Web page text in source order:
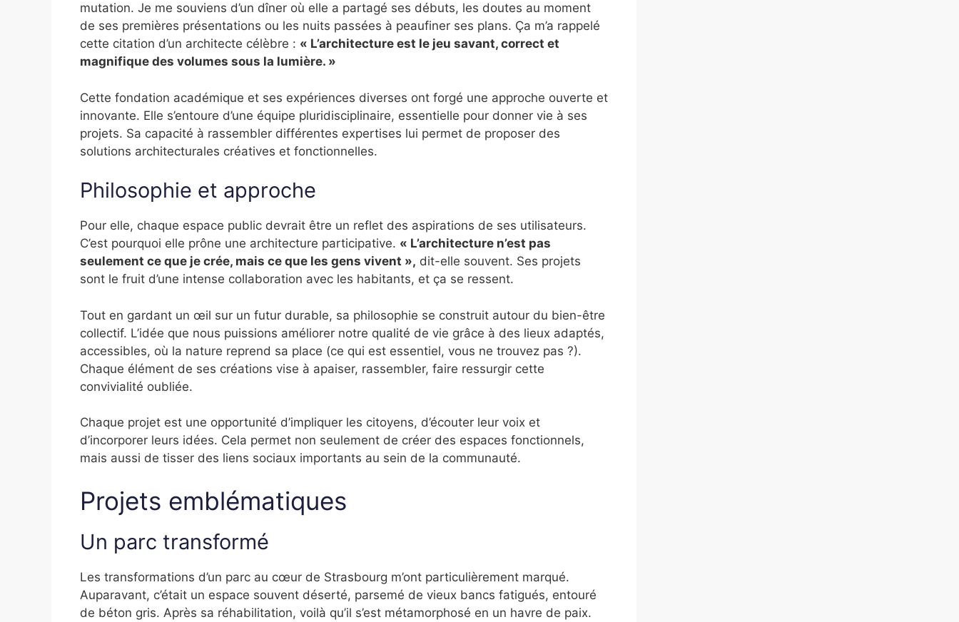
mutation. Je me souviens d’un dîner où elle a partagé ses débuts, les doutes au moment
de ses premières présentations ou les nuits passées à peaufiner ses plans. Ça m’a rappelé
cette citation d’un architecte célèbre : « L’architecture est le jeu savant, correct et
magnifique des volumes sous la lumière. »
Cette fondation académique et ses expériences diverses ont forgé une approche ouverte et
innovante. Elle s’entoure d’une équipe pluridisciplinaire, essentielle pour donner vie à ses
projets. Sa capacité à rassembler différentes expertises lui permet de proposer des
solutions architecturales créatives et fonctionnelles.
Philosophie et approche
Pour elle, chaque espace public devrait être un reflet des aspirations de ses utilisateurs.
C’est pourquoi elle prône une architecture participative. « L’architecture n’est pas
seulement ce que je crée, mais ce que les gens vivent », dit-elle souvent. Ses projets
sont le fruit d’une intense collaboration avec les habitants, et ça se ressent.
Tout en gardant un œil sur un futur durable, sa philosophie se construit autour du bien-être
collectif. L’idée que nous puissions améliorer notre qualité de vie grâce à des lieux adaptés,
accessibles, où la nature reprend sa place (ce qui est essentiel, vous ne trouvez pas ?).
Chaque élément de ses créations vise à apaiser, rassembler, faire ressurgir cette
convivialité oubliée.
Chaque projet est une opportunité d’impliquer les citoyens, d’écouter leur voix et
d’incorporer leurs idées. Cela permet non seulement de créer des espaces fonctionnels,
mais aussi de tisser des liens sociaux importants au sein de la communauté.
Projets emblématiques
Un parc transformé
Les transformations d’un parc au cœur de Strasbourg m’ont particulièrement marqué.
Auparavant, c’était un espace souvent déserté, parsemé de vieux bancs fatigués, entouré
de béton gris. Après sa réhabilitation, voilà qu’il s’est métamorphosé en un havre de paix.